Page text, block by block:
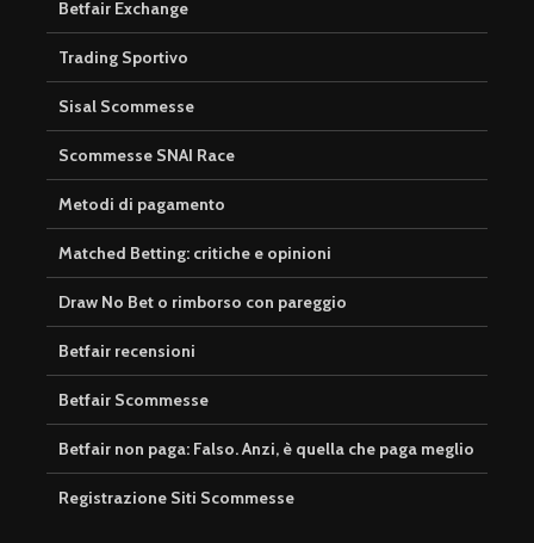
Betfair Exchange
Trading Sportivo
Sisal Scommesse
Scommesse SNAI Race
Metodi di pagamento
Matched Betting: critiche e opinioni
Draw No Bet o rimborso con pareggio
Betfair recensioni
Betfair Scommesse
Betfair non paga: Falso. Anzi, è quella che paga meglio
Registrazione Siti Scommesse